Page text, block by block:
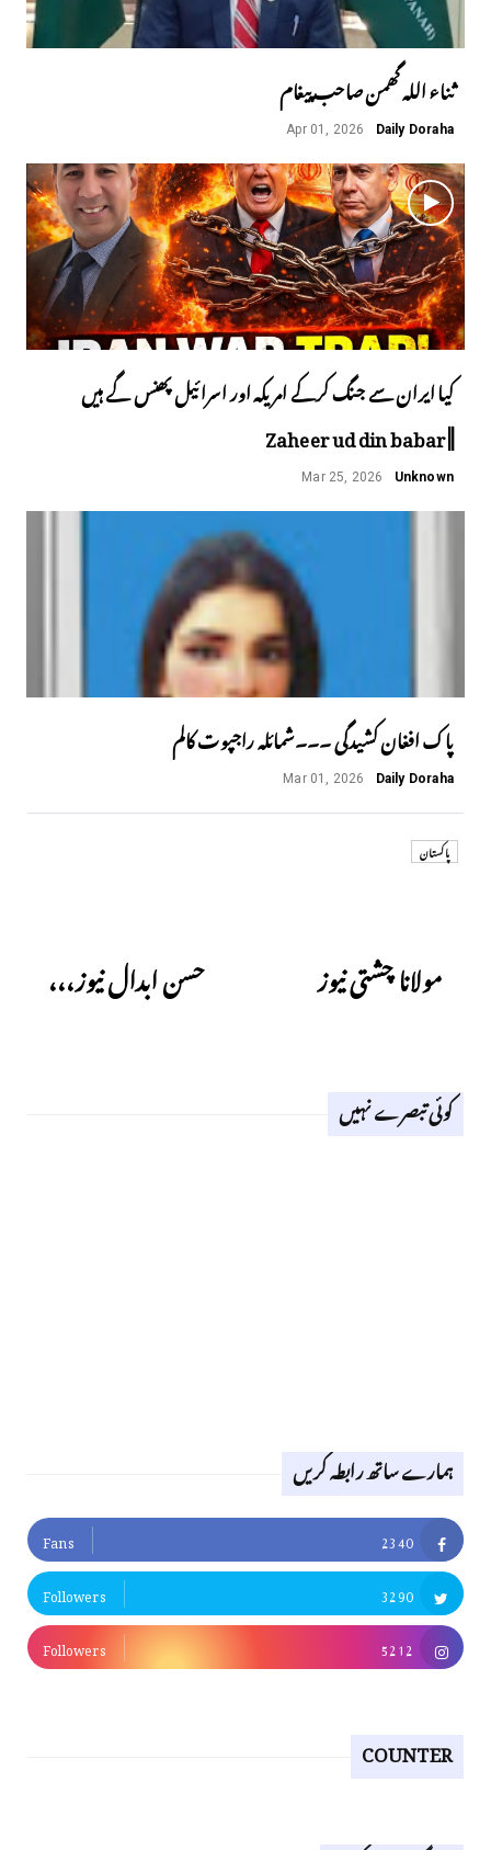
ثناء اللہ گھمن صاحب پیغام
Daily Doraha
Apr 01, 2026
کیا ایران سے جنگ کرکے امریکہ اور اسرائیل پھنس گے ہیں
||Zaheer ud din babar
Unknown
Mar 25, 2026
پاک افغان کشیدگی ۔۔۔شمائلہ راجپوت کالم
Daily Doraha
Mar 01, 2026
پاکستان
مولانا چشتی نیوز حسن ابدال نیوز،،،
کوئی تبصرے نہیں
ہمارے ساتھ رابطہ کریں
2340
Fans
3290
Followers
5212
Followers
COUNTER